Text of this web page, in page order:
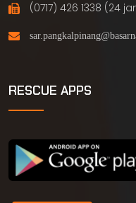
(0717) 426 1338 (24
RESCUE APPS